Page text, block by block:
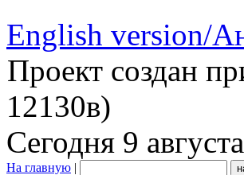
English version/
Проект создан
12130в)
Сегодня 9
На главную |